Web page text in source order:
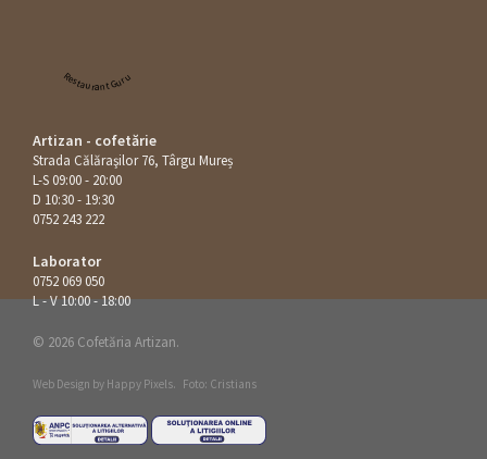
Restaurant Guru
Artizan - cofetărie
Strada Călăraşilor 76, Târgu Mureș
L-S 09:00 - 20:00
D 10:30 - 19:30
0752 243 222
Laborator
0752 069 050
L - V 10:00 - 18:00
© 2026 Cofetăria Artizan.
Web Design by Happy Pixels. Foto: Cristians